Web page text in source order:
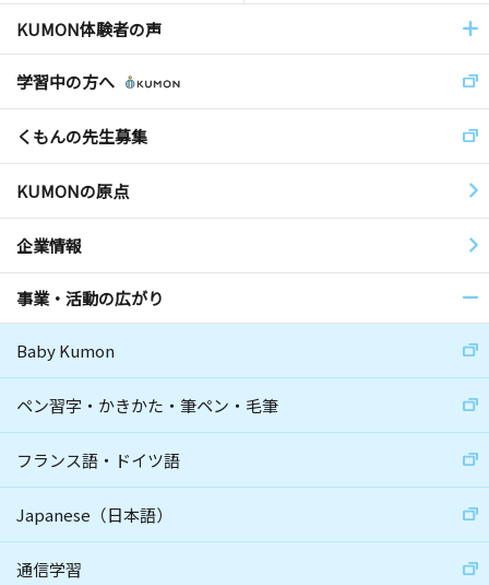
KUMON体験者の声
学習中の方へ
くもんの先生募集
KUMONの原点
企業情報
事業・活動の広がり
Baby Kumon
ペン習字・かきかた・筆ペン・毛筆
フランス語・ドイツ語
Japanese（日本語）
通信学習